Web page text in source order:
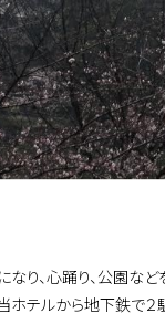
り、心踊り、公園な
ホテルから地下鉄で２